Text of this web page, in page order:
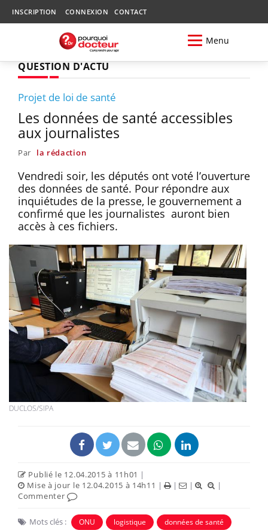
INSCRIPTION CONNEXION CONTACT
Menu
QUESTION D'ACTU
Projet de loi de santé
Les données de santé accessibles
aux journalistes
Par la rédaction
Vendredi soir, les députés ont voté l’ouverture
des données de santé. Pour répondre aux
inquiétudes de la presse, le gouvernement a
confirmé que les journalistes auront bien
accès à ces fichiers.
DUCLOS/SIPA
Publié le 12.04.2015 à 11h01 |
Mise à jour le 12.04.2015 à 14h11 | | |
|
Commenter
Mots clés : ONU logistique données de santé